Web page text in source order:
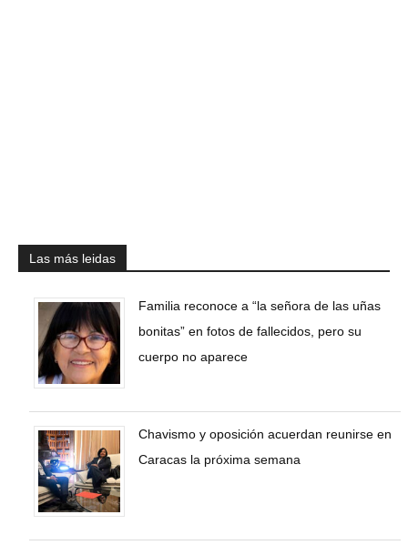
Las más leidas
Familia reconoce a “la señora de las uñas
bonitas” en fotos de fallecidos, pero su
cuerpo no aparece
Chavismo y oposición acuerdan reunirse en
Caracas la próxima semana